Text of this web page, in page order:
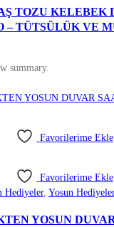
TOZU KELEBEK
– TÜTSÜLÜK VE
summary.
Favorilerime Ekle
Favorilerime Ekle
Hediyeler, Yosun
YOSUN